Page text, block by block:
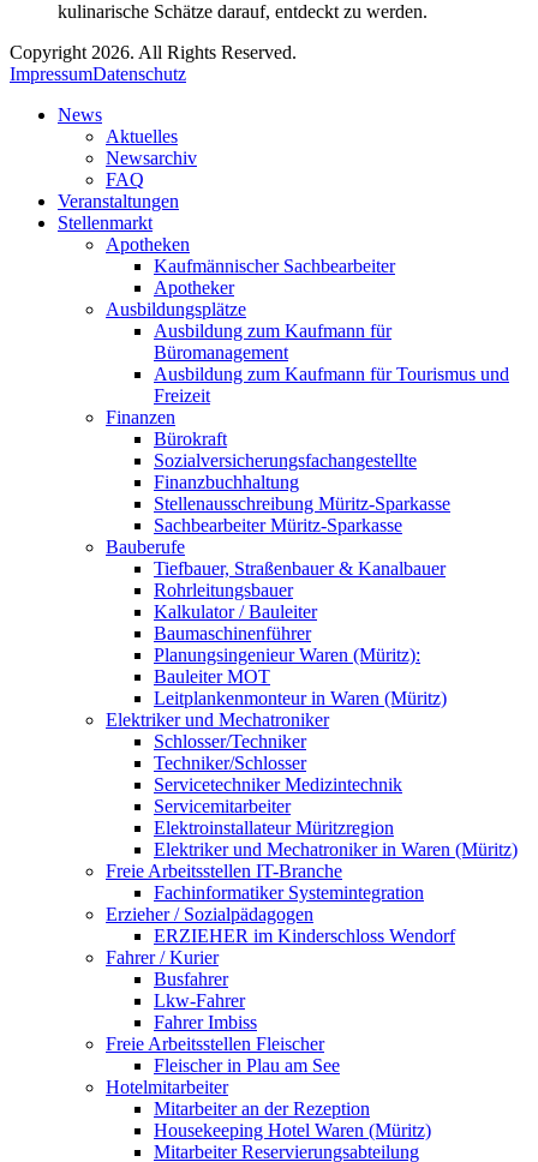
kulinarische Schätze darauf, entdeckt zu werden.
Copyright 2026. All Rights Reserved.
ImpressumDatenschutz
News
Aktuelles
Newsarchiv
FAQ
Veranstaltungen
Stellenmarkt
Apotheken
Kaufmännischer Sachbearbeiter
Apotheker
Ausbildungsplätze
Ausbildung zum Kaufmann für
Büromanagement
Ausbildung zum Kaufmann für Tourismus und
Freizeit
Finanzen
Bürokraft
Sozialversicherungsfachangestellte
Finanzbuchhaltung
Stellenausschreibung Müritz-Sparkasse
Sachbearbeiter Müritz-Sparkasse
Bauberufe
Tiefbauer, Straßenbauer & Kanalbauer
Rohrleitungsbauer
Kalkulator / Bauleiter
Baumaschinenführer
Planungsingenieur Waren (Müritz):
Bauleiter MOT
Leitplankenmonteur in Waren (Müritz)
Elektriker und Mechatroniker
Schlosser/Techniker
Techniker/Schlosser
Servicetechniker Medizintechnik
Servicemitarbeiter
Elektroinstallateur Müritzregion
Elektriker und Mechatroniker in Waren (Müritz)
Freie Arbeitsstellen IT-Branche
Fachinformatiker Systemintegration
Erzieher / Sozialpädagogen
ERZIEHER im Kinderschloss Wendorf
Fahrer / Kurier
Busfahrer
Lkw-Fahrer
Fahrer Imbiss
Freie Arbeitsstellen Fleischer
Fleischer in Plau am See
Hotelmitarbeiter
Mitarbeiter an der Rezeption
Housekeeping Hotel Waren (Müritz)
Mitarbeiter Reservierungsabteilung